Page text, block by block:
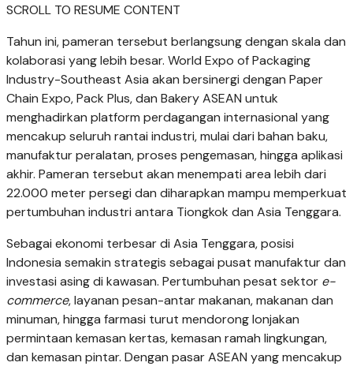
SCROLL TO RESUME CONTENT
Tahun ini, pameran tersebut berlangsung dengan skala dan
kolaborasi yang lebih besar. World Expo of Packaging
Industry-Southeast Asia akan bersinergi dengan Paper
Chain Expo, Pack Plus, dan Bakery ASEAN untuk
menghadirkan platform perdagangan internasional yang
mencakup seluruh rantai industri, mulai dari bahan baku,
manufaktur peralatan, proses pengemasan, hingga aplikasi
akhir. Pameran tersebut akan menempati area lebih dari
22.000 meter persegi dan diharapkan mampu memperkuat
pertumbuhan industri antara Tiongkok dan Asia Tenggara.
Sebagai ekonomi terbesar di Asia Tenggara, posisi
Indonesia semakin strategis sebagai pusat manufaktur dan
investasi asing di kawasan. Pertumbuhan pesat sektor e-
commerce, layanan pesan-antar makanan, makanan dan
minuman, hingga farmasi turut mendorong lonjakan
permintaan kemasan kertas, kemasan ramah lingkungan,
dan kemasan pintar. Dengan pasar ASEAN yang mencakup